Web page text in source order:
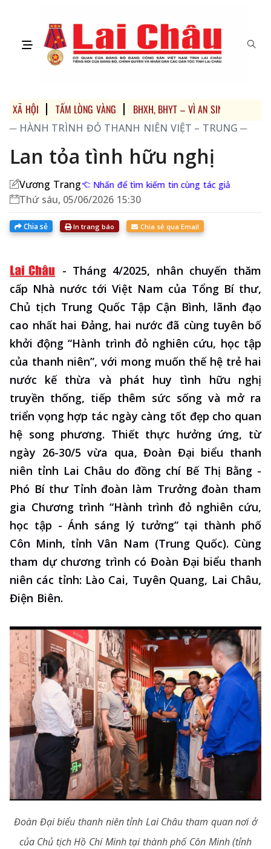
XÃ HỘI TẤM LÒNG VÀNG BHXH, BHYT – VÌ AN SINH XÃ HỘI
─ HÀNH TRÌNH ĐỎ THANH NIÊN VIỆT – TRUNG ─
Lan tỏa tình hữu nghị
Vương Trang Nhấn để tìm kiếm tin cùng tác giả
Thứ sáu, 05/06/2026 15:30
Chia sẻ In trang báo Chia sẻ qua Email
- Tháng 4/2025, nhân chuyến thăm
cấp Nhà nước tới Việt Nam của Tổng Bí thư,
Chủ tịch Trung Quốc Tập Cận Bình, lãnh đạo
cao nhất hai Đảng, hai nước đã cùng tuyên bố
khởi động “Hành trình đỏ nghiên cứu, học tập
của thanh niên”, với mong muốn thế hệ trẻ hai
nước kế thừa và phát huy tình hữu nghị
truyền thống, tiếp thêm sức sống và mở ra
triển vọng hợp tác ngày càng tốt đẹp cho quan
hệ song phương. Thiết thực hưởng ứng, từ
ngày 26-30/5 vừa qua, Đoàn Đại biểu thanh
niên tỉnh Lai Châu do đồng chí Bế Thị Bằng -
Phó Bí thư Tỉnh đoàn làm Trưởng đoàn tham
gia Chương trình “Hành trình đỏ nghiên cứu,
học tập - Ánh sáng lý tưởng” tại thành phố
Côn Minh, tỉnh Vân Nam (Trung Quốc). Cùng
tham dự chương trình có Đoàn Đại biểu thanh
niên các tỉnh: Lào Cai, Tuyên Quang, Lai Châu,
Điện Biên.
Đoàn Đại biểu thanh niên tỉnh Lai Châu tham quan nơi ở
của Chủ tịch Hồ Chí Minh tại thành phố Côn Minh (tỉnh